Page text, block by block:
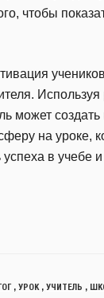
чтобы
может
на уроке,
в учебе
, УРОК, УЧИТЕЛЬ ,